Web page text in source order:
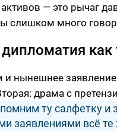
— это рычаг
слишком много
как
и нынешнее
драма с
ту салфетку и
заявлениями всё